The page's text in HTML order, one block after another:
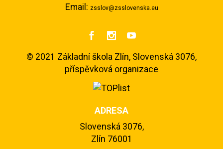
Email: zsslov@zsslovenska.eu
  
© 2021 Základní škola Zlín, Slovenská 3076,
příspěvková organizace
ADRESA
Slovenská 3076,
Zlín 76001